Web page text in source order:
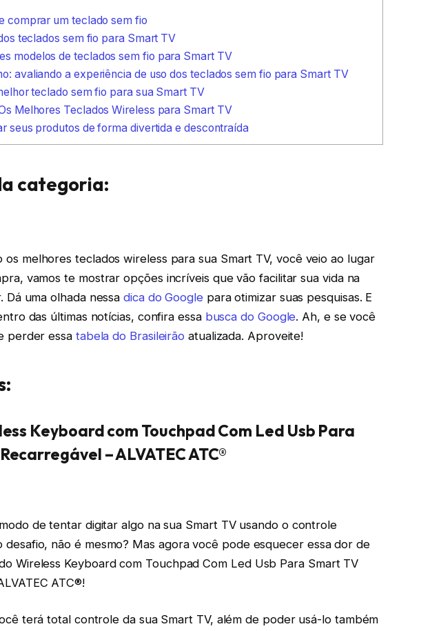
comprar um teclado sem fio
teclados sem fio para Smart TV
modelos de teclados sem fio para Smart TV
avaliando a experiência de uso dos teclados sem fio para Smart TV
teclado sem fio para sua Smart TV
Melhores Teclados Wireless para Smart TV
seus produtos de forma divertida e descontraída
categoria:
melhores teclados wireless para sua Smart TV, você veio ao lugar
vamos te mostrar opções incríveis que vão facilitar sua vida na
Dá uma olhada nessadica do Googlepara otimizar suas pesquisas. E
das últimas notícias, confira essa busca do Google. Ah, e se você
perder essa tabela do Brasileirão atualizada. Aproveite!
Keyboard com Touchpad Com Led Usb Para
– ALVATEC ATC®
de tentar digitar algo na sua Smart TV usando o controle
desafio, não é mesmo? Mas agora você pode esquecer essa dor de
Wireless Keyboard com Touchpad Com Led Usb Para Smart TV
ATC®!
terá total controle da sua Smart TV, além de poder usá-lo também